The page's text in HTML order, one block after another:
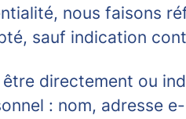
nous faisons
sauf indication
directement ou
: nom, adresse